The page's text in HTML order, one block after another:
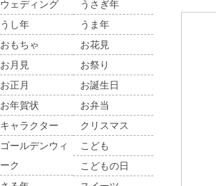
ウェディング
うさぎ年
うし年
うま年
おもちゃ
お花見
お月見
お祭り
お正月
お誕生日
お年賀状
お弁当
キャラクター
クリスマス
ゴールデンウィ
ーク
こども
こどもの日